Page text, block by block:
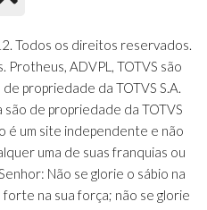
Todos os direitos reservados.
ADVPL, TOTVS são
propriedade da TOTVS S.A.
são de propriedade da TOTVS
é um site independente e não
uma de suas franquias ou
Não se glorie o sábio na
na sua força; não se glorie